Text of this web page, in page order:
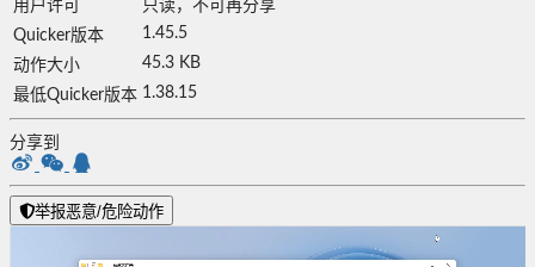
用户许可
只读，不可再分享
Quicker版本
1.45.5
动作大小
45.3 KB
最低Quicker版本 1.38.15
分享到
举报恶意/危险动作